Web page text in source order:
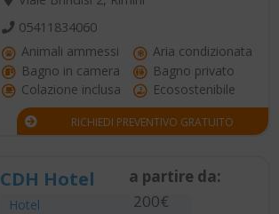
05411834060
Animali ammessi
Aria condizionata
Bagno in camera
Bagno privato
Colazione inclusa
Ecosostenibile
RICHIEDI PREVENTIVO GRATUITO
CDH Hotel
Hotel
a partire da:
200€